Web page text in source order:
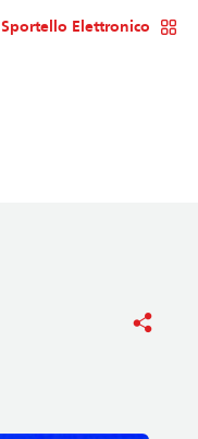
Sportello Elettronico